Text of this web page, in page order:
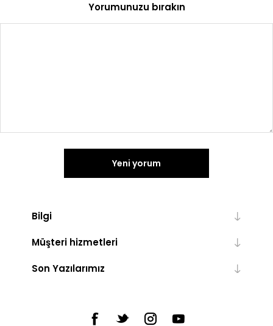
Yorumunuzu bırakın
Yeni yorum
Bilgi
Müşteri hizmetleri
Son Yazılarımız